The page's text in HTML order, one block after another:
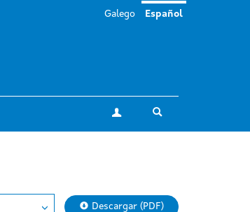
Mi cuenta
Galego Español
Descargar (PDF)